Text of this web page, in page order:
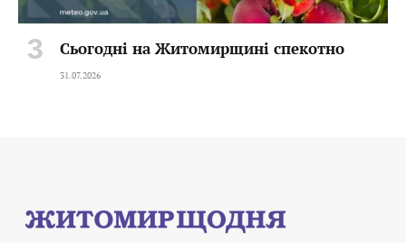
Сьогодні на Житомирщині спекотно
31.07.2026